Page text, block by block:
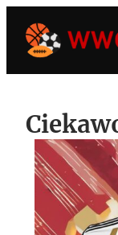
treści